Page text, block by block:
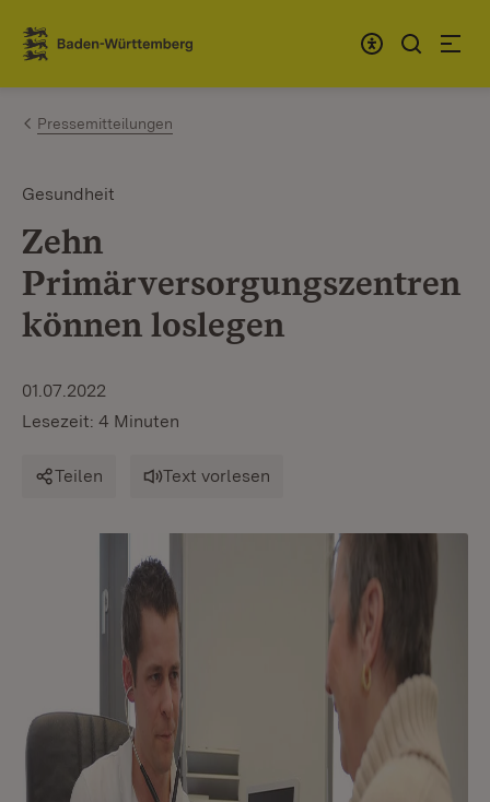
Zum Inhalt springen
Link zur Startseite
Pressemitteilungen
Gesundheit
Zehn
Primärversorgungszentren
können loslegen
01.07.2022
Lesezeit: 4 Minuten
Teilen Text vorlesen